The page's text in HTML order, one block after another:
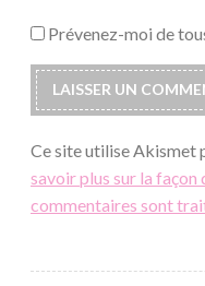
Prévenez-moi de
Ce site utilise Akismet
savoir plus sur la façon
commentaires sont